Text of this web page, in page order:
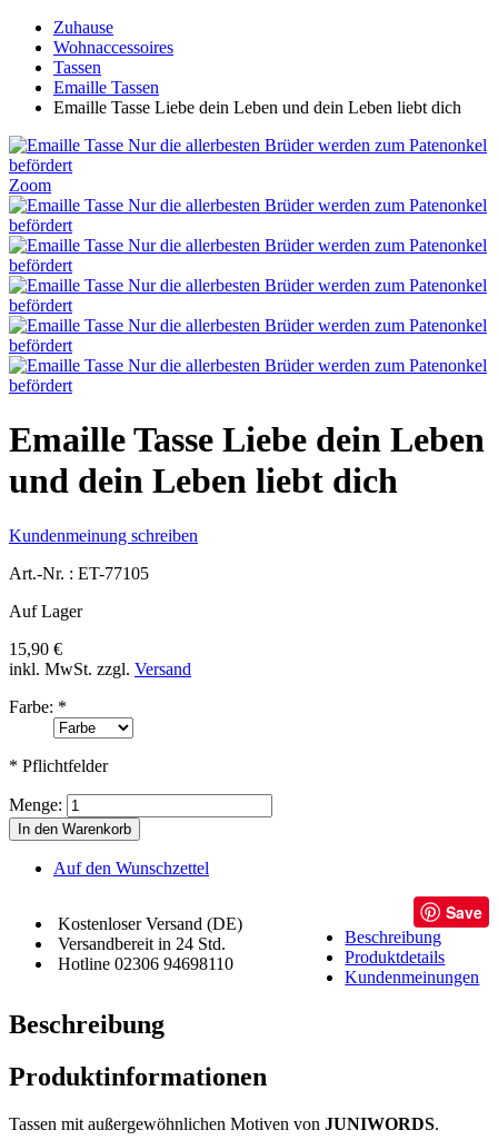
Zuhause
Wohnaccessoires
Tassen
Emaille Tassen
Emaille Tasse Liebe dein Leben und dein Leben liebt dich
Zoom
Emaille Tasse Liebe dein Leben
und dein Leben liebt dich
Kundenmeinung schreiben
Art.-Nr. : ET-77105
Auf Lager
15,90 €
inkl. MwSt. zzgl. Versand
Farbe: *
* Pflichtfelder
Menge:
In den Warenkorb
Auf den Wunschzettel
Kostenloser Versand (DE)
Versandbereit in 24 Std.
Hotline 02306 94698110
Save
Beschreibung
Produktdetails
Kundenmeinungen
Beschreibung
Produktinformationen
Tassen mit außergewöhnlichen Motiven von JUNIWORDS.